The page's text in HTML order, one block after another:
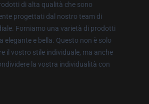
di alta qualità che sono
progettati dal nostro team di
Forniamo una varietà di prodotti
elegante e bella. Questo non è solo
il vostro stile individuale, ma anche
la vostra individualità con